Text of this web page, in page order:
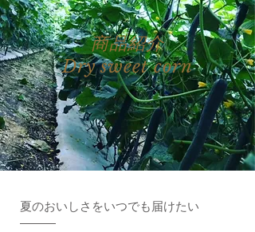
商品紹介
Dry sweet corn
​夏のおいしさをいつでも届けたい
―――